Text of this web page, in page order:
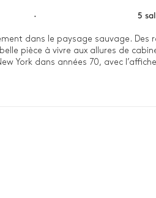
· 5
dans le paysage sauvage. Des
pièce à vivre aux allures de
York dans années 70, avec
en satin doré…